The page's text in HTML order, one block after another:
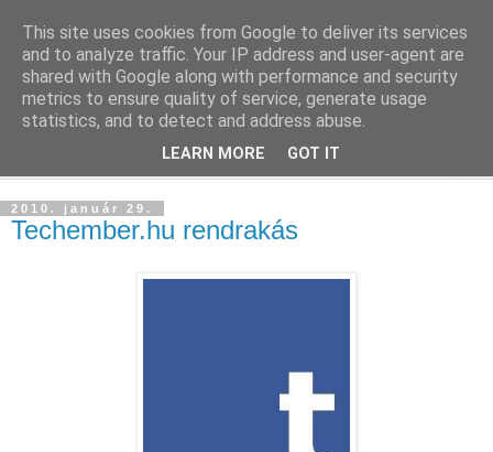
blog.sancho.hu
Egy techember blogja a mindennapok kütyüiről...
2010. január 29.
Techember.hu rendrakás
This site uses cookies from Google to deliver its services
and to analyze traffic. Your IP address and user-agent are
shared with Google along with performance and security
metrics to ensure quality of service, generate usage
statistics, and to detect and address abuse.
LEARN MORE GOT IT